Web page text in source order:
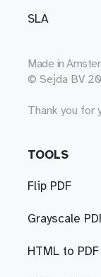
SLA
Made in
© Sejda BV
Thank you for
TOOLS
Flip PDF
Grayscale
HTML to PDF